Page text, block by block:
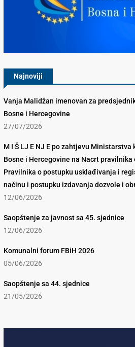
Najnoviji
Vanja Malidžan imenovan za
Bosne i Hercegovine
27/07/2026
M I Š LJ E NJ E po zahtjevu
Bosne i Hercegovine na Nacrt
Pravilnika o postupku usklađivanja i
načinu i postupku izdavanja dozvole i
12/06/2026
Saopštenje za javnost sa 45. sjednice
12/06/2026
Komunalni forum FBiH 2026
05/06/2026
Saopštenje sa 44. sjednice
21/05/2026